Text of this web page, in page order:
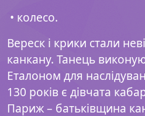
• колесо.
Вереск і крики стали
канкану. Танець
Еталоном для
130 років є дівчата
Париж – батьківщина